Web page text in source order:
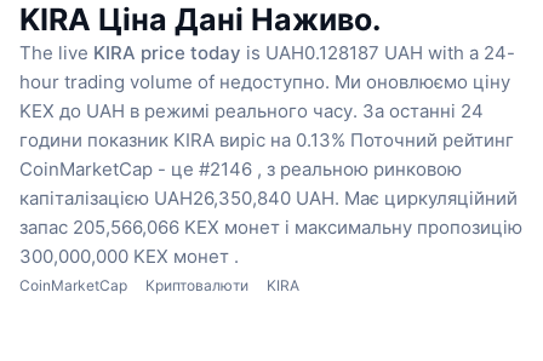
KIRA Ціна Дані Наживо.
The live KIRA price today is UAH0.128187 UAH with a 24-
hour trading volume of недоступно. Ми оновлюємо ціну
KEX до UAH в режимі реального часу. За останні 24
години показник KIRA виріс на 0.13% Поточний рейтинг
CoinMarketCap - це #2146 , з реальною ринковою
капіталізацією UAH26,350,840 UAH. Має циркуляційний
запас 205,566,066 KEX монет і максимальну пропозицію
300,000,000 KEX монет .
CoinMarketCap Криптовалюти KIRA